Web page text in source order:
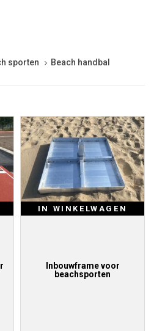
sporten Beach handbal
IN WINKELWAGEN
Inbouwframe voor
beachsporten